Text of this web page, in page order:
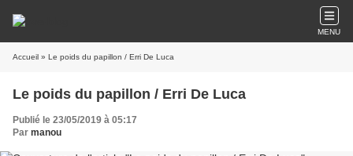
MENU
Accueil » Le poids du papillon / Erri De Luca
Le poids du papillon / Erri De Luca
Publié le 23/05/2019 à 05:17
Par manou